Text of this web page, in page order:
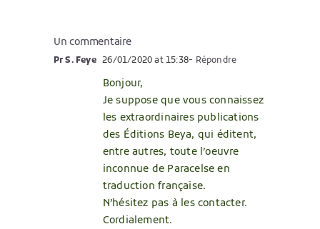
Un commentaire
Pr S. Feye 26/01/2020 at 15:38- Répondre
Bonjour,
Je suppose que vous connaissez
les extraordinaires publications
des Éditions Beya, qui éditent,
entre autres, toute l’oeuvre
inconnue de Paracelse en
traduction française.
N’hésitez pas à les contacter.
Cordialement.